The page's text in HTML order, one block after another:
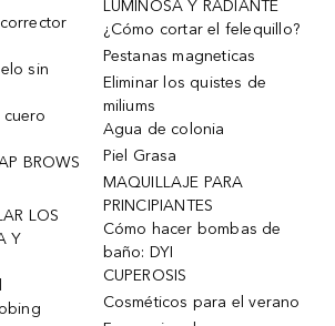
sin
cuero
BROWS
LOS
Y
LUMINOSA Y RADIANTE
¿Cómo cortar el felequillo?
Pestanas magneticas
Eliminar los quistes de
miliums
Agua de colonia
Piel Grasa
MAQUILLAJE PARA
PRINCIPIANTES
Cómo hacer bombas de
baño: DYI
CUPEROSIS
Cosméticos para el verano